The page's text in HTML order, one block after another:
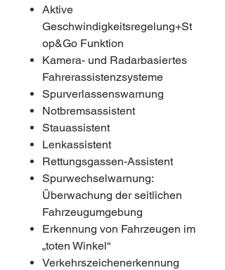
Aktive
Geschwindigkeitsregelung+St
op&Go Funktion
Kamera- und Radarbasiertes
Fahrerassistenzsysteme
Spurverlassenswarnung
Notbremsassistent
Stauassistent
Lenkassistent
Rettungsgassen-Assistent
Spurwechselwarnung:
Überwachung der seitlichen
Fahrzeugumgebung
Erkennung von Fahrzeugen im
„toten Winkel“
Verkehrszeichenerkennung